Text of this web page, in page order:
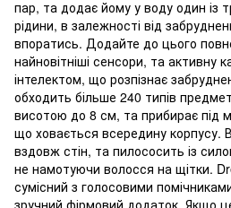
пар, та додає йому у воду один із
рідини, в залежності від
впоратись. Додайте до цього
найновітніші сенсори, та активну
інтелектом, що розпізнає
обходить більше 240 типів
висотою до 8 см, та прибирає під
що ховається всередину корпусу.
вздовж стін, та пилососить із
не намотуючи волосся на щітки.
сумісний з голосовими